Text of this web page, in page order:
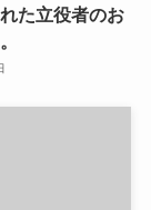
た立役者のお